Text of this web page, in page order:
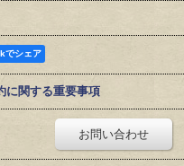
でシェア
に関する重要事項
お問い合わせ